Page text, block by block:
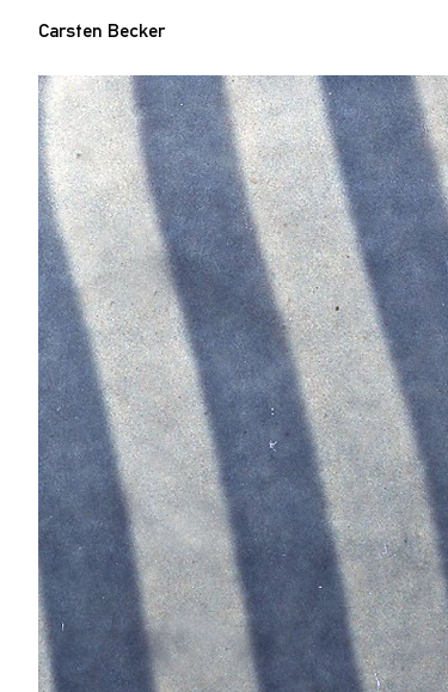
Carsten Becker